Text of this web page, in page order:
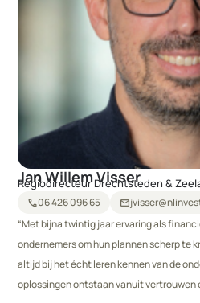
Jan Willem Visser
Regiodirecteur Drechtsteden &
call06 426 096 65 mail
“Met bijna twintig jaar ervaring als
ondernemers om hun plannen scherp te
altijd bij het écht leren kennen van de
oplossingen ontstaan vanuit vertrouwen